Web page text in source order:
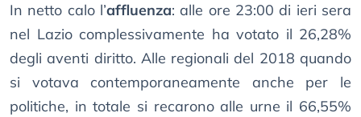
In netto calo l’affluenza: alle ore 23:00 di ieri sera
nel Lazio complessivamente ha votato il 26,28%
degli aventi diritto. Alle regionali del 2018 quando
si votava contemporaneamente anche per le
politiche, in totale si recarono alle urne il 66,55%